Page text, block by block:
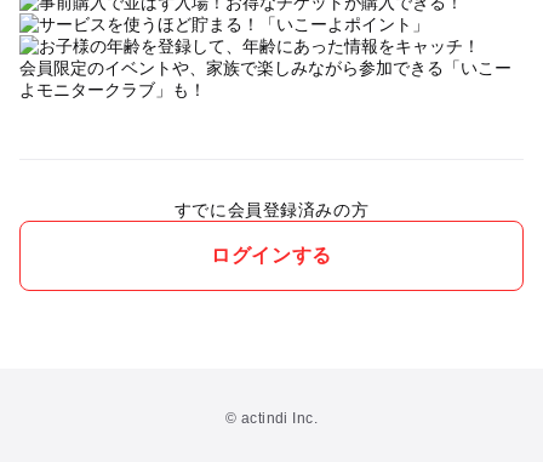
会員限定のイベントや、家族で楽しみながら参加できる「いこー
よモニタークラブ」も！
すでに会員登録済みの方
ログインする
© actindi Inc.